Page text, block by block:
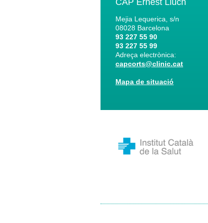
CAP Ernest Lluch
Mejia Lequerica, s/n
08028 Barcelona
93 227 55 90
93 227 55 99
Adreça electrònica:
capcorts@clinic.cat
Mapa de situació